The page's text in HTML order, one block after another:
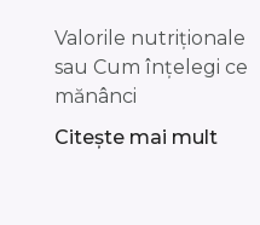
Valorile nutriționale
sau Cum înțelegi ce
mănânci
Citește mai mult